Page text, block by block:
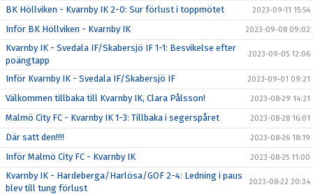
BK Höllviken - Kvarnby IK 2-0: Sur förlust i toppmötet 2023-09-11 15:54
Inför BK Höllviken - Kvarnby IK 2023-09-08 09:02
Kvarnby IK - Svedala IF/Skabersjö IF 1-1: Besvikelse efter
poängtapp
2023-09-05 12:06
Inför Kvarnby IK - Svedala IF/Skabersjö IF 2023-09-01 09:21
Välkommen tillbaka till Kvarnby IK, Clara Pålsson! 2023-08-29 14:21
Malmö City FC - Kvarnby IK 1-3: Tillbaka i segerspåret 2023-08-28 16:01
Där satt den!!!! 2023-08-26 18:19
Inför Malmö City FC - Kvarnby IK 2023-08-25 11:00
Kvarnby IK - Hardeberga/Harlösa/GOF 2-4: Ledning i paus
blev till tung förlust
2023-08-22 20:34